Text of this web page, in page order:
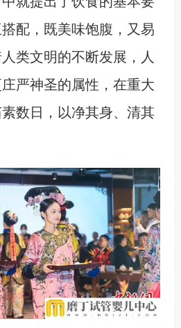
配，既美味饱腹，又易
类文明的不断发展，人
严神圣的属性，在重大
数日，以净其身、清其